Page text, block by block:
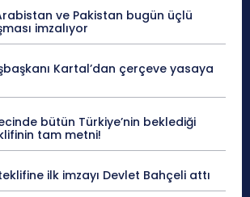
ve Pakistan bugün üçlü
imzalıyor
Kartal’dan çerçeve yasaya
bütün Türkiye’nin beklediği
tam metni!
ilk imzayı Devlet Bahçeli attı